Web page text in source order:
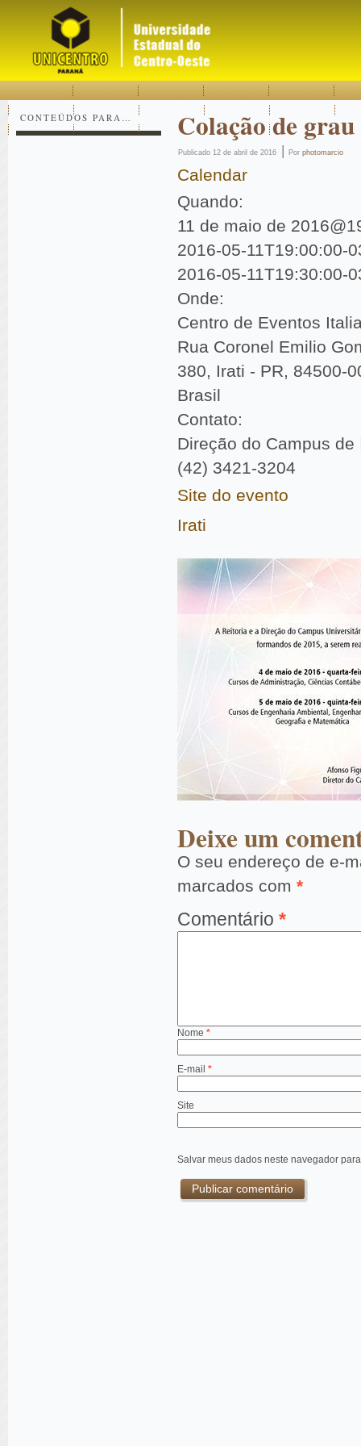
CONTEÚDOS PARA… Colação de
Publicado 12 de abril de 2016 | Por photomarcio
Calendar
Quando:
11 de maio de
2016-05-11T19:00:00-
2016-05-11T19:30:00-
Onde:
Centro de Eventos
Rua Coronel Emilio
380, Irati - PR, 84500-
Brasil
Contato:
Direção do Campus de
(42) 3421-3204
Site do evento
Irati
Deixe um
O seu endereço de e-
marcados com *
Comentário *
Nome *
E-mail *
Site
Salvar meus dados neste navegador